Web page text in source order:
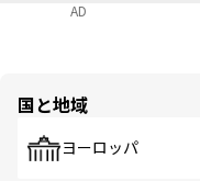
AD
国と地域
ヨーロッパ